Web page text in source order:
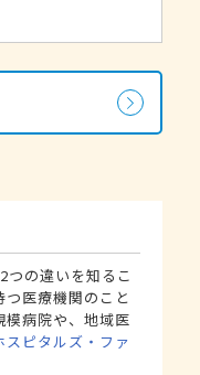
の違いを知るこ
医療機関のこと
病院や、地域医
スピタルズ・ファ